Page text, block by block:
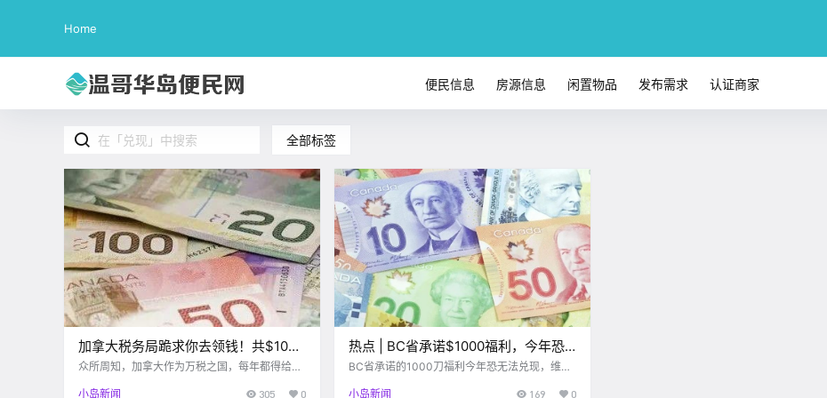
Home
便民信息 房源信息 闲置物品 发布需求 认证商家
全部标签
加拿大税务局跪求你去领钱！共$10亿
支票未兑现，每人最多几千刀！
众所周知，加拿大作为万税之国，每年都得给他
退税，不过我也经常会想，假如有一天学费用完
小岛新闻 305 0
热点 | BC省承诺$1000福利，今年恐
无法兑现；大维地区强制撤离露营帐
BC省承诺的1000刀福利今年恐无法兑现，维多
小岛新闻
169 0